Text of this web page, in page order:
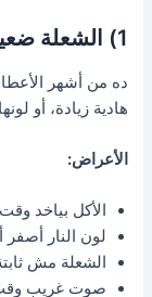
1) الشعلة ضعيفة أو النار لونها أصفر
ده من أشهر
هادية زيادة، أو
الأعراض:
الأكل بياخد
لون النار أصفر
الشعلة مش
صوت غريب وقت